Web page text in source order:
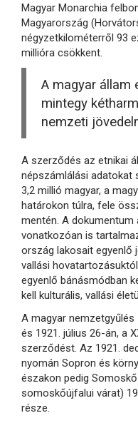
Magyar Monarchia
Magyarország
négyzetkilométerről 93
millióra csökkent.
A magyar állam
mintegy
nemzeti
A szerződés az etnikai
népszámlálási adatokat
3,2 millió magyar, a
határokon túlra, fele
mentén. A dokumentum
vonatkozóan is
ország lakosait egyenlő
vallási
egyenlő bánásmódban
kell kulturális, vallási
A magyar
és 1921. július 26-án, a
szerződést. Az 1921.
nyomán Sopron és
északon pedig
somoskőújfalui várat)
része.